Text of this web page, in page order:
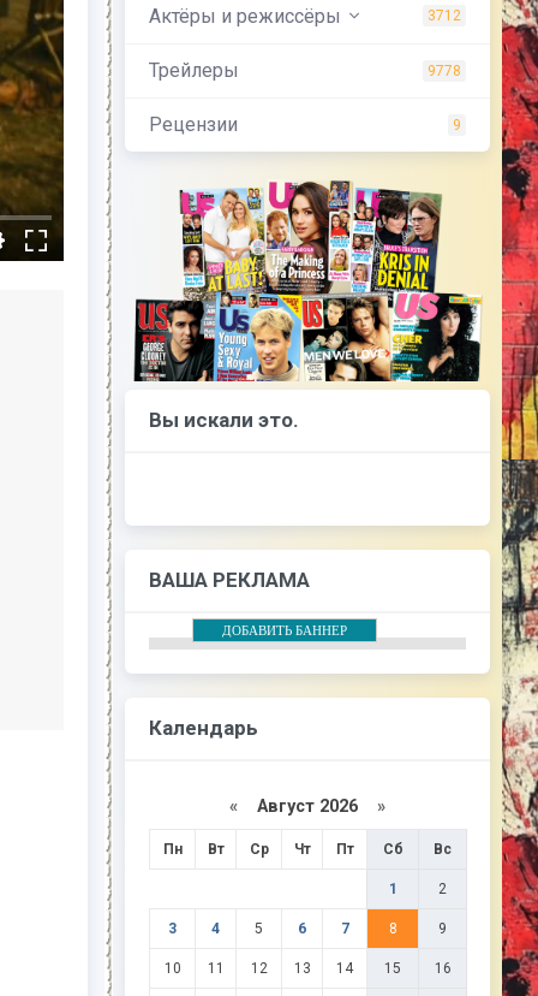
Актёры и режиссёры 3712
Трейлеры 9778
Рецензии 9
Вы искали это.
ВАША РЕКЛАМА
ДОБАВИТЬ БАННЕР
Календарь
« Август 2026 »
Пн Вт Ср Чт Пт Сб Вс
1 2
3 4 5 6 7 8 9
10 11 12 13 14 15 16